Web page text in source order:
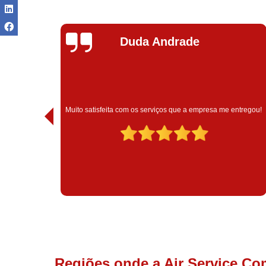
Ivoneide Silva
Muito satisfeita com o atendimento com essa empresa. Eles
são muito profissionais no que fazem.